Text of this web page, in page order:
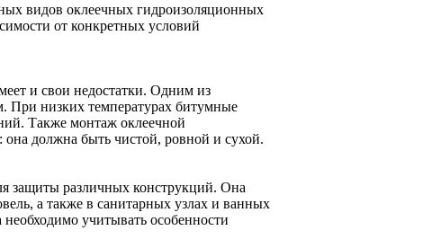
видов оклеечных гидроизоляционных
от конкретных условий
и свои недостатки. Одним из
При низких температурах битумные
Также монтаж оклеечной
она должна быть чистой, ровной и сухой.
защиты различных конструкций. Она
а также в санитарных узлах и ванных
учитывать особенности